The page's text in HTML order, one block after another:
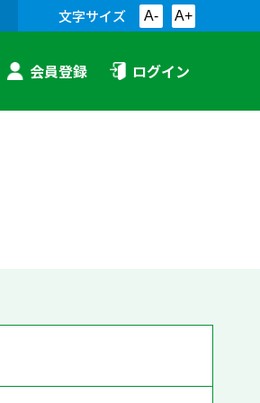
文字サイズ A- A+
会員登録 ログイン